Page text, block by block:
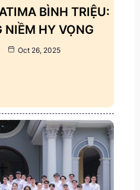
BÌNH TRIỆU:
NIỀM HY VỌNG
Oct 26, 2025